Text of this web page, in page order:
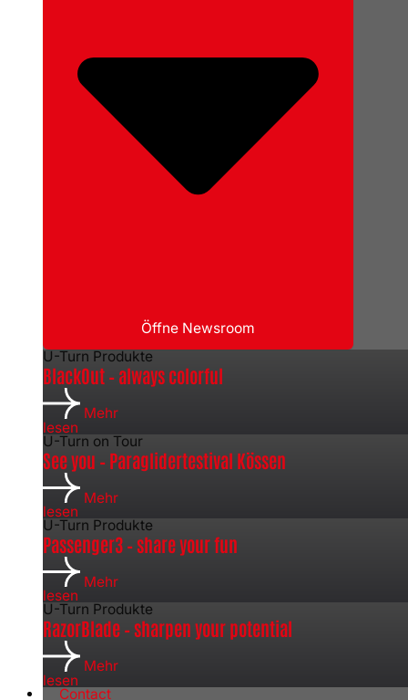
Öffne Newsroom
U-Turn Produkte
BlackOut – always colorful
Mehr
lesen
U-Turn on Tour
See you – Paraglidertestival Kössen
Mehr
lesen
U-Turn Produkte
Passenger3 – share your fun
Mehr
lesen
U-Turn Produkte
RazorBlade – sharpen your potential
Mehr
lesen
Contact